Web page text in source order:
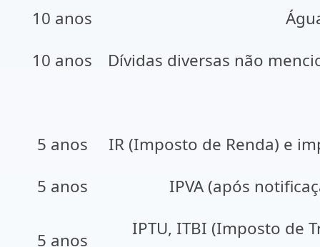
10 anos
10 anos
Dívidas diversas não
5 anos
IR (Imposto de Renda) e
5 anos
IPVA (após
5 anos
IPTU, ITBI (Imposto de